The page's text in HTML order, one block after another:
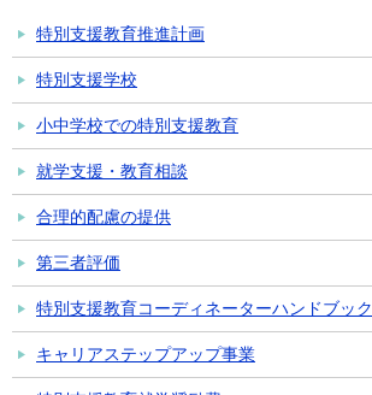
特別支援教育推進計画
特別支援学校
小中学校での特別支援教育
就学支援・教育相談
合理的配慮の提供
第三者評価
特別支援教育コーディネーターハンドブック
キャリアステップアップ事業